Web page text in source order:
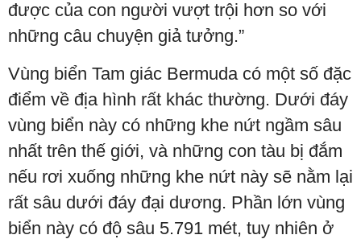
được của con người vượt trội hơn so với
những câu chuyện giả tưởng.”
Vùng biển Tam giác Bermuda có một số đặc
điểm về địa hình rất khác thường. Dưới đáy
vùng biển này có những khe nứt ngầm sâu
nhất trên thế giới, và những con tàu bị đắm
nếu rơi xuống những khe nứt này sẽ nằm lại
rất sâu dưới đáy đại dương. Phần lớn vùng
biển này có độ sâu 5.791 mét, tuy nhiên ở